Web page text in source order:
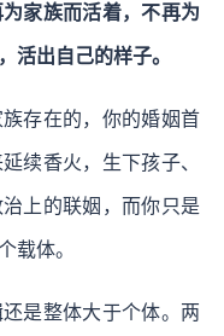
家族而活着，不再为
活出自己的样子。
存在的，你的婚姻首
续香火，生下孩子、
上的联姻，而你只是
载体。
是整体大于个体。两